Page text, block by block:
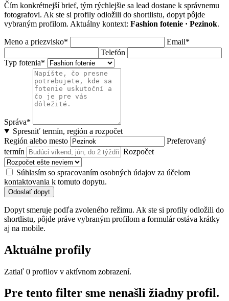
Čím konkrétnejší brief, tým rýchlejšie sa lead dostane k správnemu
fotografovi. Ak ste si profily odložili do shortlistu, dopyt pôjde
vybraným profilom. Aktuálny kontext: Fashion fotenie · Pezinok.
Meno a priezvisko*
Email*
Telefón
Typ fotenia*
Správa*
Spresniť termín, región a rozpočet
Región alebo mesto
Preferovaný
termín
Rozpočet
Súhlasím so spracovaním osobných údajov za účelom
kontaktovania k tomuto dopytu.
Odoslať dopyt
Dopyt smeruje podľa zvoleného režimu. Ak ste si profily odložili do
shortlistu, pôjde práve vybraným profilom a formulár ostáva krátky
aj na mobile.
Aktuálne profily
Zatiaľ 0 profilov v aktívnom zobrazení.
Pre tento filter sme nenašli žiadny profil.